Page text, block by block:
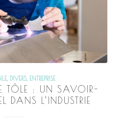
DIVERS ENTREPRISE
TÔLE : UN SAVOIR-
DANS L’INDUSTRIE